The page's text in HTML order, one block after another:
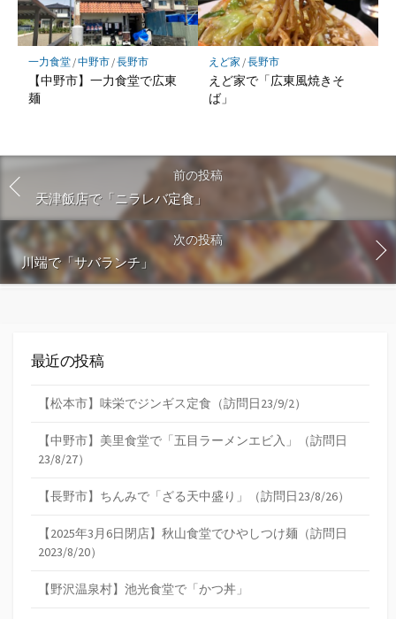
一力食堂/中野市/長野市
【中野市】一力食堂で広東
麺
えど家 /長野市
えど家で「広東風焼きそ
ば」
前の投稿
天津飯店で「ニラレバ定食」
次の投稿
川端で「サバランチ」
最近の投稿
【松本市】味栄でジンギス定食（訪問日23/9/2）
【中野市】美里食堂で「五目ラーメンエビ入」（訪問日
23/8/27）
【長野市】ちんみで「ざる天中盛り」（訪問日23/8/26）
【2025年3月6日閉店】秋山食堂でひやしつけ麺（訪問日
2023/8/20）
【野沢温泉村】池光食堂で「かつ丼」